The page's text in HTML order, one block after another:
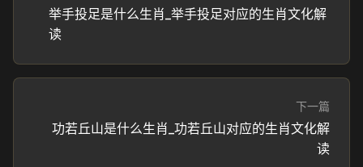
举手投足是什么生肖_举手投足对应的生肖文化解
读
下一篇
功若丘山是什么生肖_功若丘山对应的生肖文化解
读